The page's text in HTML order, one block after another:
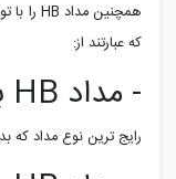
همچنین مداد HB را
که عبارتند از:
- مداد HB بدنه چوبی
رایج ترین نوع مداد